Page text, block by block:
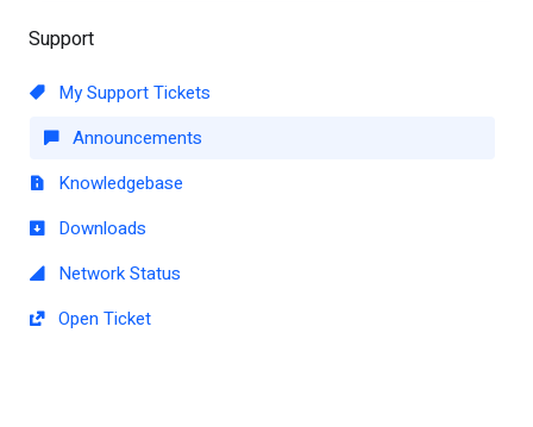
Support
My Support Tickets
Announcements
Knowledgebase
Downloads
Network Status
Open Ticket